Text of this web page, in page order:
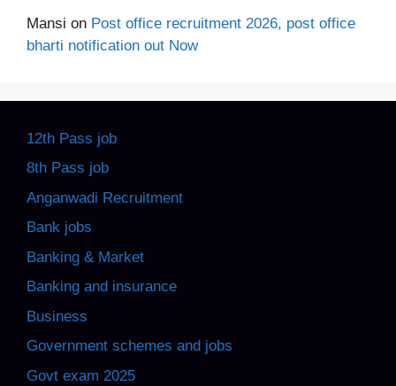
Mansi on Post office recruitment 2026, post office
bharti notification out Now
12th Pass job
8th Pass job
Anganwadi Recruitment
Bank jobs
Banking & Market
Banking and insurance
Business
Government schemes and jobs
Govt exam 2025